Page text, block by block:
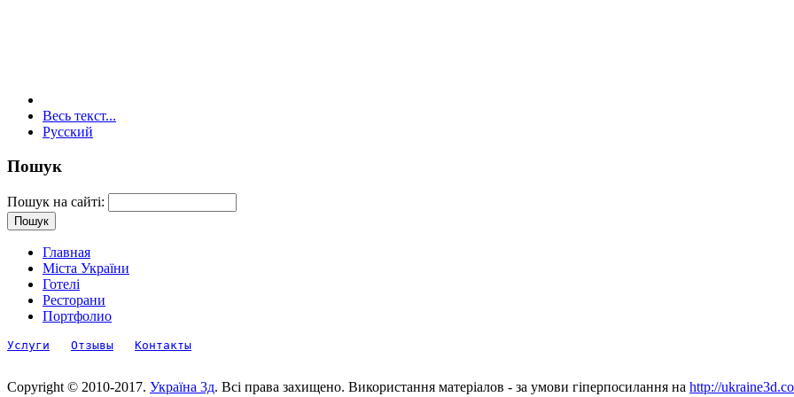
Весь текст...
Русский
Пошук
Пошук на сайті:
Главная
Міста України
Готелі
Ресторани
Портфолио
Услуги Отзывы Контакты
Copyright © 2010-2017. Україна 3д. Всі права захищено. Використання матеріалов - за умови гіперпосилання на http://